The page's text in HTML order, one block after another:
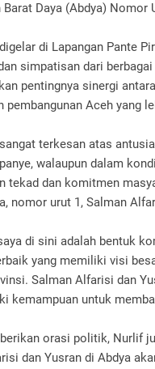
Barat Daya (Abdya) Nomor
di Lapangan Pante
simpatisan dari
pentingnya sinergi
pembangunan Aceh yang
terkesan atas
walaupun dalam
tekad dan komitmen
nomor urut 1, Salman
di sini adalah bentuk
yang memiliki visi
Salman Alfarisi dan
kemampuan untuk
orasi politik, Nurlif
dan Yusran di Abdya